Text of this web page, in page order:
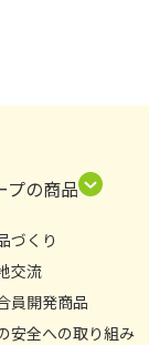
プの商品
づくり
交流
員開発商品
安全への取り組み